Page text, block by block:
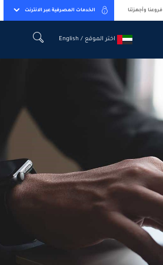
فروعنا وأجهزتنا الخدمات المصرفية عبر الانترنت
اختر الموقع / English
اختر الموقع / English